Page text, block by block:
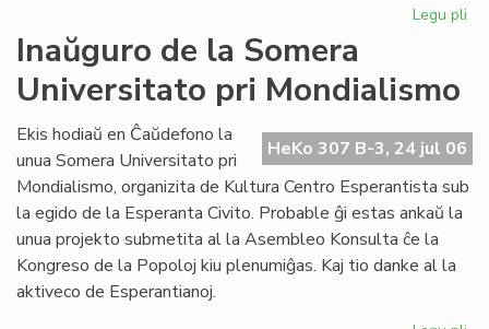
Legu pli
Inaŭguro de la Somera
Universitato pri Mondialismo
HeKo 307 B-3, 24 jul 06
Ekis hodiaŭ en Ĉaŭdefono la
unua Somera Universitato pri
Mondialismo, organizita de Kultura Centro Esperantista sub
la egido de la Esperanta Civito. Probable ĝi estas ankaŭ la
unua projekto submetita al la Asembleo Konsulta ĉe la
Kongreso de la Popoloj kiu plenumiĝas. Kaj tio danke al la
aktiveco de Esperantianoj.